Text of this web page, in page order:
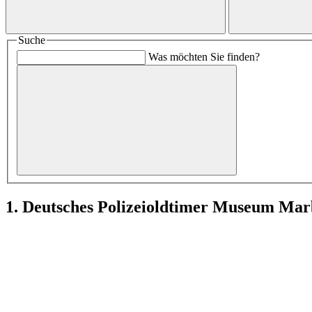
Suche
Was möchten Sie finden?
1. Deutsches Polizeioldtimer Museum